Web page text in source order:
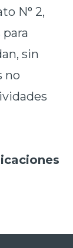
N° 2,
, sin
no